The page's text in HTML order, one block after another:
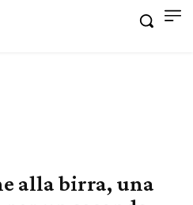
alla birra, una